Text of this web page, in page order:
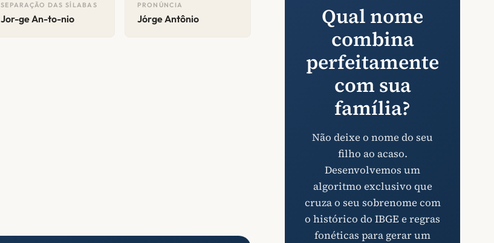
SEPARAÇÃO DAS SÍLABAS
Jor-ge An-to-nio
PRONÚNCIA
Jórge Antônio
Qual nome
combina
perfeitamente
com sua
família?
Não deixe o nome do seu
filho ao acaso.
Desenvolvemos um
algoritmo exclusivo que
cruza o seu sobrenome com
o histórico do IBGE e regras
fonéticas para gerar um